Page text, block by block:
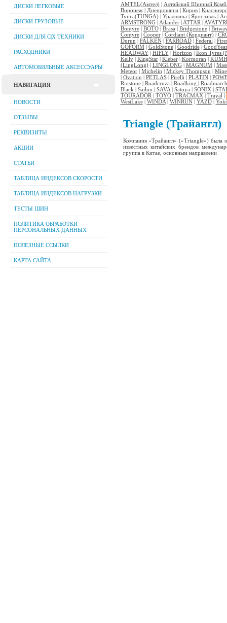
ДИСКИ ЛЕГКОВЫЕ
ДИСКИ ГРУЗОВЫЕ
ДИСКИ ДЛЯ C|Х ТЕХНИКИ
РАСХОДНИКИ
АВТОМОБИЛЬНЫЕ АКСЕССУАРЫ
НАВИГАЦИЯ
НОВОСТИ
ОТЗЫВЫ
РЕКВИЗИТЫ
АКЦИИ
СТАТЬИ
ТАБЛИЦА ИНДЕКСОВ СКОРОСТИ
ТАБЛИЦА ИНДЕКСОВ НАГРУЗКИ
ТЕСТЫ ШИН
ПОЛИТИКА ОБРАБОТКИ
ПЕРСОНАЛЬНЫХ ДАННЫХ
ПОЛЕЗНЫЕ ССЫЛКИ
КАРТА САЙТА
AMTEL(Амтел)| Алтайский Шинный
Воронеж| Днепрошина | Киров|
Тунга(TUNGA)| Уралшина | Ярославль|
ARMSTRONG| Atlander| ATTAR |
Bontyre| BOTO| Brasa | Bridgestone|
Contyre| Cooper| Cordiant (Кордиант)|
Durun | FALKEN| FARROAD| Federal |
GOFORM| GoldStone| Goodride| GoodYear
HEADWAY| HIFLY| Horizon | Ikon Tyres
Kelly| KingStar| Kleber| Kormoran |
(LingLong)| LINGLONG| MAGNUM|
Meteor| Michelin | Mickey Thompson |
| Ovation | PETLAS| Pirelli | PLATIN|
Riostone| Roadcruza | Roadking | Roadmarch
Black | Sailun | SAVA| Satoya | SONIX |
TOURADOR | TOYO| TRACMAX | Trayal |
WestLake| WINDA| WINRUN| YAZD|
Triangle (Трайангл)
Компания «Трайангл» («Triangle») была
известных китайских брендов
группа в Китае, основным направлени